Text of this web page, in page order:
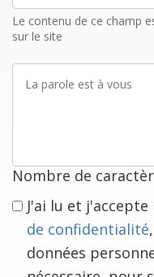
mail
Le contenu de ce champ
sur le site
La
parole
Nombre de
J'ai lu et
de confidentialité
données